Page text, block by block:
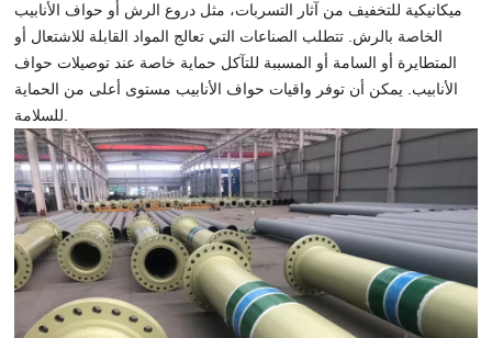
ميكانيكية للتخفيف من آثار التسربات، مثل دروع الرش أو حواف الأنابيب
الخاصة بالرش. تتطلب الصناعات التي تعالج المواد القابلة للاشتعال أو
المتطايرة أو السامة أو المسببة للتآكل حماية خاصة عند توصيلات حواف
الأنابيب. يمكن أن توفر واقيات حواف الأنابيب مستوى أعلى من الحماية
للسلامة.